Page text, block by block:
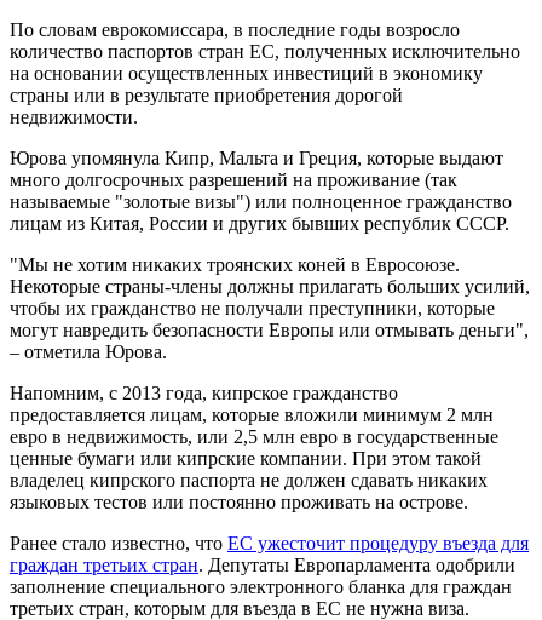
По словам еврокомиссара, в последние годы возросло
количество паспортов стран ЕС, полученных исключительно
на основании осуществленных инвестиций в экономику
страны или в результате приобретения дорогой
недвижимости.
Юрова упомянула Кипр, Мальта и Греция, которые выдают
много долгосрочных разрешений на проживание (так
называемые "золотые визы") или полноценное гражданство
лицам из Китая, России и других бывших республик СССР.
"Мы не хотим никаких троянских коней в Евросоюзе.
Некоторые страны-члены должны прилагать больших усилий,
чтобы их гражданство не получали преступники, которые
могут навредить безопасности Европы или отмывать деньги",
– отметила Юрова.
Напомним, с 2013 года, кипрское гражданство
предоставляется лицам, которые вложили минимум 2 млн
евро в недвижимость, или 2,5 млн евро в государственные
ценные бумаги или кипрские компании. При этом такой
владелец кипрского паспорта не должен сдавать никаких
языковых тестов или постоянно проживать на острове.
Ранее стало известно, что ЕС ужесточит процедуру въезда для
граждан третьих стран. Депутаты Европарламента одобрили
заполнение специального электронного бланка для граждан
третьих стран, которым для въезда в ЕС не нужна виза.